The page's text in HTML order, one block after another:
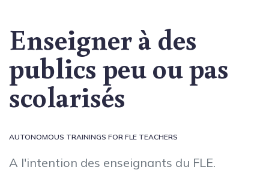
Enseigner à des
publics peu ou pas
scolarisés
AUTONOMOUS TRAININGS FOR FLE TEACHERS
A l'intention des enseignants du FLE.